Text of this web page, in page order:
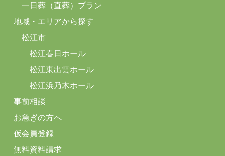
一日葬（直葬）プラン
地域・エリアから探す
松江市
松江春日ホール
松江東出雲ホール
松江浜乃木ホール
事前相談
お急ぎの方へ
仮会員登録
無料資料請求